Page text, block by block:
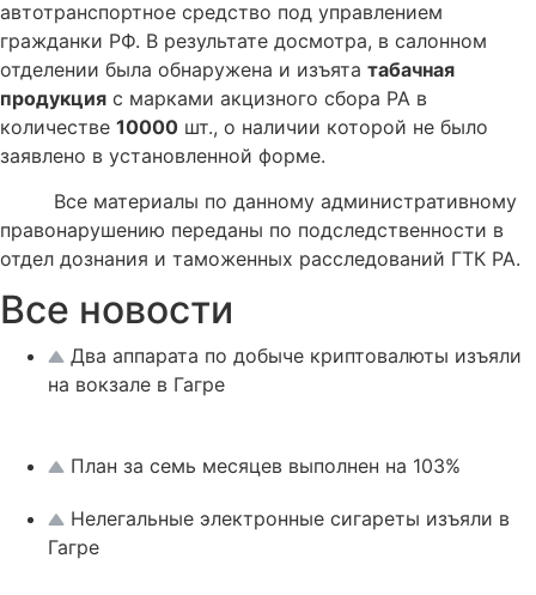
автотранспортное средство под управлением
гражданки РФ. В результате досмотра, в салонном
отделении была обнаружена и изъята табачная
продукция с марками акцизного сбора РА в
количестве 10000 шт., о наличии которой не было
заявлено в установленной форме.
Все материалы по данному административному
правонарушению переданы по подследственности в
отдел дознания и таможенных расследований ГТК РА.
Все новости
Два аппарата по добыче криптовалюты изъяли
на вокзале в Гагре
План за семь месяцев выполнен на 103%
Нелегальные электронные сигареты изъяли в
Гагре